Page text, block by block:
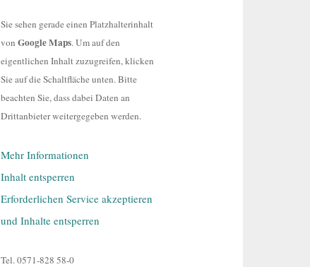
Sie sehen gerade einen Platzhalterinhalt
vonGoogle Maps. Um auf den
eigentlichen Inhalt zuzugreifen, klicken
Sie auf die Schaltfläche unten. Bitte
beachten Sie, dass dabei Daten an
Drittanbieter weitergegeben werden.
Mehr Informationen
Inhalt entsperren
Erforderlichen Service akzeptieren
und Inhalte entsperren
Tel. 0571-828 58-0